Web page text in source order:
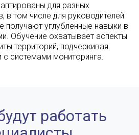
для разных
в том числе для руководителей
получают углубленные навыки в
Обучение охватывает аспекты
территорий, подчеркивая
с системами мониторинга.
работать